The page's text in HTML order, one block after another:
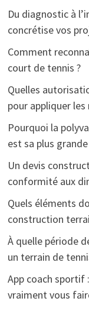
Du diagnostic à
concrétise vos
Comment
court de tennis ?
Quelles
pour appliquer
Pourquoi la
est sa plus
Un devis
conformité aux
Quels éléments
construction
À quelle période
un terrain de
App coach sportif
vraiment vous